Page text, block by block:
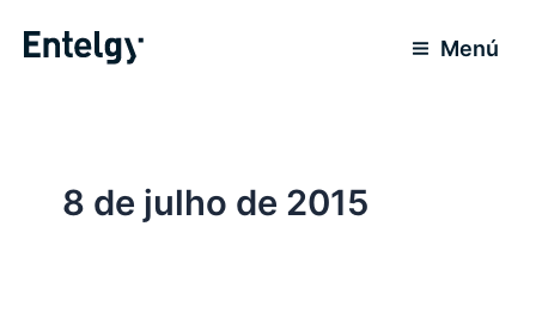
para
Menú
8 de julho de 2015